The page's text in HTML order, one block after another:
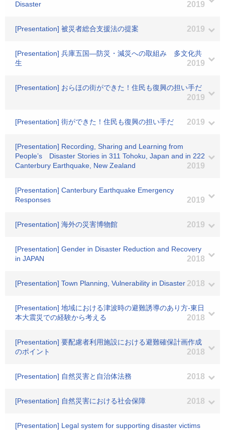
Disaster
2019
[Presentation] 被災者総合支援法の提案 2019
[Presentation] 兵庫五国―防災・減災への取組み 多文化共
生
2019
[Presentation] おらほの街ができた！住民も復興の担い手だ
2019
[Presentation] 街ができた！住民も復興の担い手だ 2019
[Presentation] Recording, Sharing and Learning from
People’s Disaster Stories in 311 Tohoku, Japan and in 222
Canterbury Earthquake, New Zealand
2019
[Presentation] Canterbury Earthquake Emergency
Responses
2019
[Presentation] 海外の災害博物館 2019
[Presentation] Gender in Disaster Reduction and Recovery
in JAPAN
2018
[Presentation] Town Planning, Vulnerability in Disaster 2018
[Presentation] 地域における津波時の避難誘導のあり方-東日
本大震災での経験から考える
2018
[Presentation] 要配慮者利用施設における避難確保計画作成
のポイント
2018
[Presentation] 自然災害と自治体法務 2018
[Presentation] 自然災害における社会保障 2018
[Presentation] Legal system for supporting disaster victims